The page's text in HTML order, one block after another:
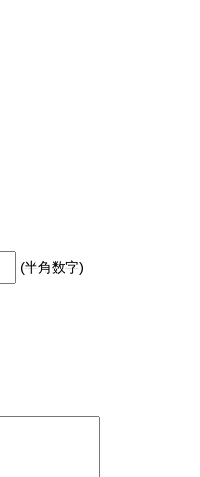
スミカ
(半角数字)